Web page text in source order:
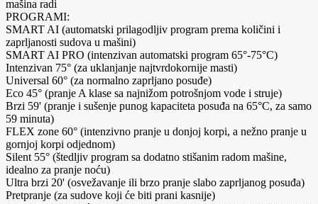
mašina radi
PROGRAMI:
SMART AI (automatski prilagodljiv program prema količini i
zaprljanosti sudova u mašini)
SMART AI PRO (intenzivan automatski program 65°-75°C)
Intenzivan 75° (za uklanjanje najtvrdokornije masti)
Universal 60° (za normalno zaprljano posuđe)
Eco 45° (pranje A klase sa najnižom potrošnjom vode i struje)
Brzi 59' (pranje i sušenje punog kapaciteta posuđa na 65°C, za samo
59 minuta)
FLEX zone 60° (intenzivno pranje u donjoj korpi, a nežno pranje u
gornjoj korpi odjednom)
Silent 55° (štedljiv program sa dodatno stišanim radom mašine,
idealno za pranje noću)
Ultra brzi 20' (osvežavanje ili brzo pranje slabo zaprljanog posuđa)
Pretpranje (za sudove koji će biti prani kasnije)